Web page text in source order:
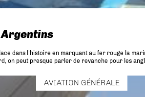
dans l’histoire en marquant au fer rouge la
on peut presque parler de revanche pour les
AVIATION GÉNÉRALE